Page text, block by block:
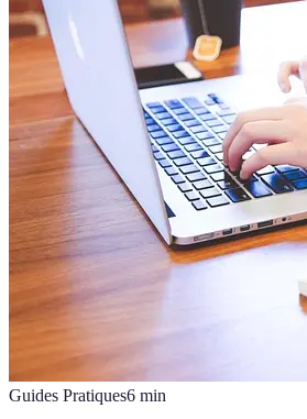
Guides Pratiques6 min